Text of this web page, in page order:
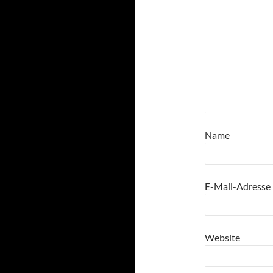
Name
E-Mail-Adresse
Website